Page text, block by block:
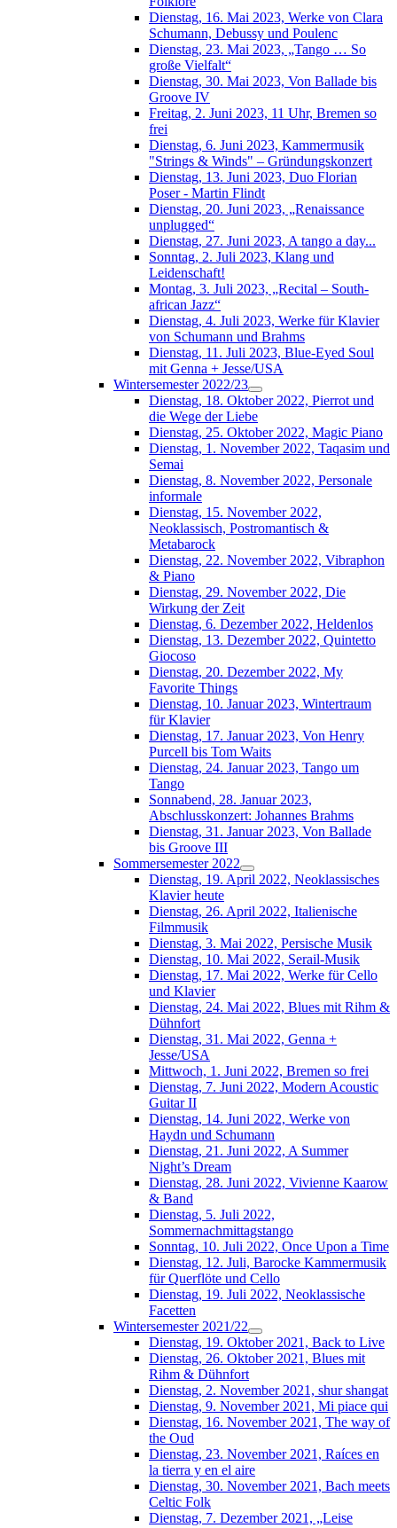
Dienstag, 16. Mai 2023, Werke von Clara
Schumann, Debussy und Poulenc
Dienstag, 23. Mai 2023, „Tango … So
große Vielfalt“
Dienstag, 30. Mai 2023, Von Ballade bis
Groove IV
Freitag, 2. Juni 2023, 11 Uhr, Bremen so
frei
Dienstag, 6. Juni 2023, Kammermusik
"Strings & Winds" – Gründungskonzert
Dienstag, 13. Juni 2023, Duo Florian
Poser - Martin Flindt
Dienstag, 20. Juni 2023, „Renaissance
unplugged“
Dienstag, 27. Juni 2023, A tango a day...
Sonntag, 2. Juli 2023, Klang und
Leidenschaft!
Montag, 3. Juli 2023, „Recital – South-
african Jazz“
Dienstag, 4. Juli 2023, Werke für Klavier
von Schumann und Brahms
Dienstag, 11. Juli 2023, Blue-Eyed Soul
mit Genna + Jesse/USA
Wintersemester 2022/23
Dienstag, 18. Oktober 2022, Pierrot und
die Wege der Liebe
Dienstag, 25. Oktober 2022, Magic Piano
Dienstag, 1. November 2022, Taqasim und
Semai
Dienstag, 8. November 2022, Personale
informale
Dienstag, 15. November 2022,
Neoklassisch, Postromantisch &
Metabarock
Dienstag, 22. November 2022, Vibraphon
& Piano
Dienstag, 29. November 2022, Die
Wirkung der Zeit
Dienstag, 6. Dezember 2022, Heldenlos
Dienstag, 13. Dezember 2022, Quintetto
Giocoso
Dienstag, 20. Dezember 2022, My
Favorite Things
Dienstag, 10. Januar 2023, Wintertraum
für Klavier
Dienstag, 17. Januar 2023, Von Henry
Purcell bis Tom Waits
Dienstag, 24. Januar 2023, Tango um
Tango
Sonnabend, 28. Januar 2023,
Abschlusskonzert: Johannes Brahms
Dienstag, 31. Januar 2023, Von Ballade
bis Groove III
Sommersemester 2022
Dienstag, 19. April 2022, Neoklassisches
Klavier heute
Dienstag, 26. April 2022, Italienische
Filmmusik
Dienstag, 3. Mai 2022, Persische Musik
Dienstag, 10. Mai 2022, Serail-Musik
Dienstag, 17. Mai 2022, Werke für Cello
und Klavier
Dienstag, 24. Mai 2022, Blues mit Rihm &
Dühnfort
Dienstag, 31. Mai 2022, Genna +
Jesse/USA
Mittwoch, 1. Juni 2022, Bremen so frei
Dienstag, 7. Juni 2022, Modern Acoustic
Guitar II
Dienstag, 14. Juni 2022, Werke von
Haydn und Schumann
Dienstag, 21. Juni 2022, A Summer
Night’s Dream
Dienstag, 28. Juni 2022, Vivienne Kaarow
& Band
Dienstag, 5. Juli 2022,
Sommernachmittagstango
Sonntag, 10. Juli 2022, Once Upon a Time
Dienstag, 12. Juli, Barocke Kammermusik
für Querflöte und Cello
Dienstag, 19. Juli 2022, Neoklassische
Facetten
Wintersemester 2021/22
Dienstag, 19. Oktober 2021, Back to Live
Dienstag, 26. Oktober 2021, Blues mit
Rihm & Dühnfort
Dienstag, 2. November 2021, shur shangat
Dienstag, 9. November 2021, Mi piace qui
Dienstag, 16. November 2021, The way of
the Oud
Dienstag, 23. November 2021, Raíces en
la tierra y en el aire
Dienstag, 30. November 2021, Bach meets
Celtic Folk
Dienstag, 7. Dezember 2021, „Leise